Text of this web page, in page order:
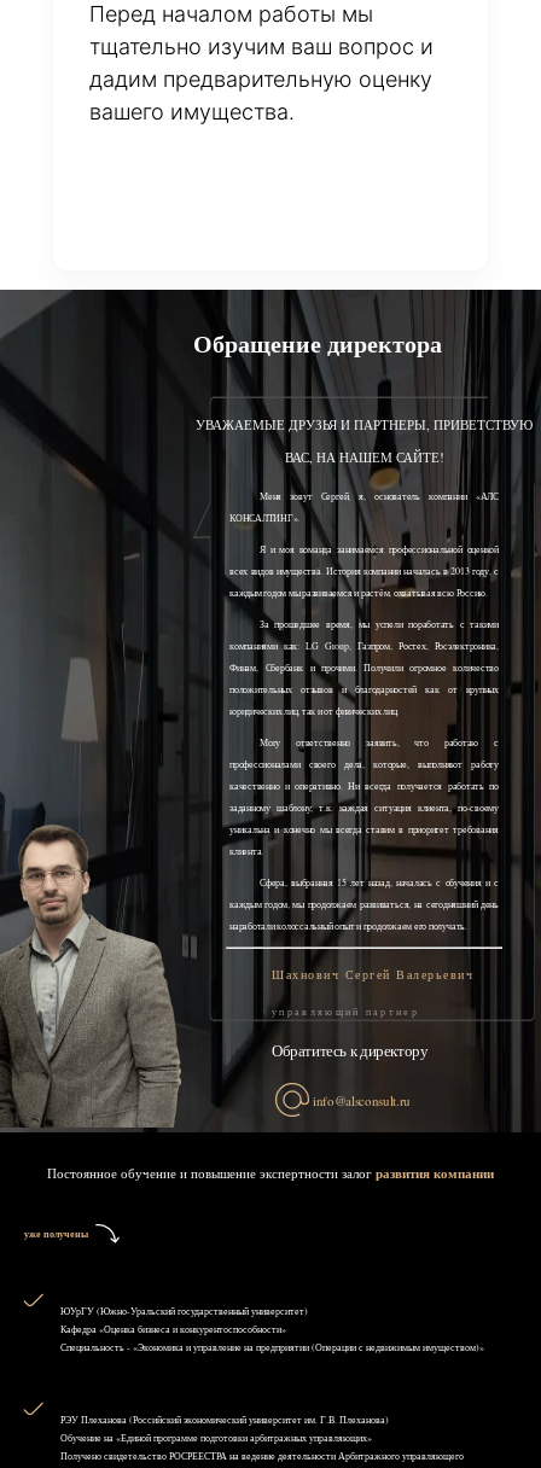
Перед началом работы мы
тщательно изучим ваш вопрос и
дадим предварительную оценку
вашего имущества.
Обращение директора
УВАЖАЕМЫЕ ДРУЗЬЯ И ПАРТНЕРЫ, ПРИВЕТСТВУЮ
ВАС, НА НАШЕМ САЙТЕ!
Меня зовут Сергей, я, основатель компании «АЛС
КОНСАЛТИНГ».
Я и моя команда занимаемся профессиональной оценкой
всех видов имущества. История компании началась в 2013 году, с
каждым годом мы развиваемся и растём, охватывая всю Россию.
За прошедшее время, мы успели поработать с такими
компаниями как: LG Group, Газпром, Ростех, Росэлектроника,
Финам, Сбербанк и прочими. Получили огромное количество
положительных отзывов и благодарностей как от крупных
юридических лиц, так и от физических лиц.
Могу ответственно заявить, что работаю с
профессионалами своего дела, которые, выполняют работу
качественно и оперативно. Ни всегда получается работать по
заданному шаблону, т.к. каждая ситуация клиента, по-своему
уникальна и конечно мы всегда ставим в приоритет требования
клиента.
Сфера, выбранная 15 лет назад, началась с обучения и с
каждым годом, мы продолжаем развиваться, на сегодняшний день
наработали колоссальный опыт и продолжаем его получать.
Шахнович Сергей Валерьевич
управляющий партнер
Обратитесь к директору
info@alsconsult.ru
Постоянное обучение и повышение экспертности залог развития компании
уже получены
ЮУрГУ (Южно-Уральский государственный университет)
Кафедра «Оценка бизнеса и конкурентоспособности»
Специальность - «Экономика и управление на предприятии (Операции с недвижимым имуществом)»
РЭУ Плеханова (Российский экономический университет им. Г.В. Плеханова)
Обучение на «Единой программе подготовки арбитражных управляющих»
Получено свидетельство РОСРЕЕСТРА на ведение деятельности Арбитражного управляющего